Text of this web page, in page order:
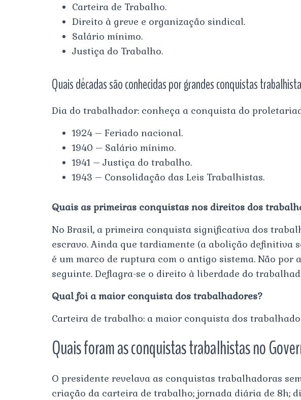
Carteira de Trabalho.
Direito à greve e organização sindical.
Salário mínimo.
Justiça do Trabalho.
Quais décadas são conhecidas por grandes conquistas
Dia do trabalhador: conheça a conquista do
1924 – Feriado nacional.
1940 – Salário mínimo.
1941 – Justiça do trabalho.
1943 – Consolidação das Leis Trabalhistas.
Quais as primeiras conquistas nos direitos dos
No Brasil, a primeira conquista significativa dos
escravo. Ainda que tardiamente (a abolição definitiva
é um marco de ruptura com o antigo sistema. Não por
seguinte. Deflagra-se o direito à liberdade do
Qual foi a maior conquista dos trabalhadores?
Carteira de trabalho: a maior conquista dos
Quais foram as conquistas trabalhistas no
O presidente revelava as conquistas trabalhadoras
criação da carteira de trabalho; jornada diária de 8h;